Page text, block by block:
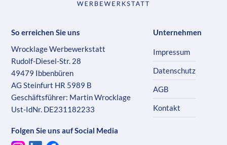
So erreichen Sie uns
Wrocklage Werbewerkstatt
Rudolf-Diesel-Str. 28
49479 Ibbenbüren
AG Steinfurt HR 5989 B
Geschäftsführer: Martin Wrocklage
Ust-IdNr. DE231182233
Folgen Sie uns auf Social Media
Unternehmen
Impressum
Datenschutz
AGB
Kontakt